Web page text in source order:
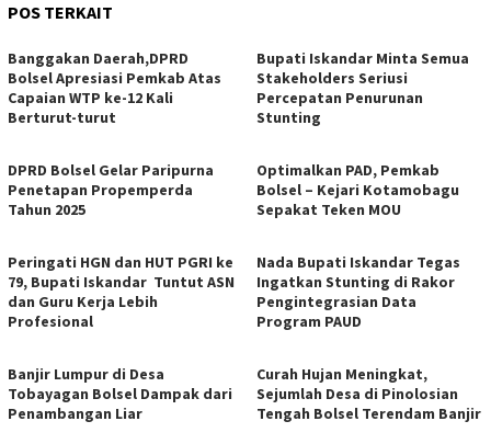
POS TERKAIT
Banggakan Daerah,DPRD
Bolsel Apresiasi Pemkab Atas
Capaian WTP ke-12 Kali
Berturut-turut
Bupati Iskandar Minta Semua
Stakeholders Seriusi
Percepatan Penurunan
Stunting
DPRD Bolsel Gelar Paripurna
Penetapan Propemperda
Tahun 2025
Optimalkan PAD, Pemkab
Bolsel – Kejari Kotamobagu
Sepakat Teken MOU
Peringati HGN dan HUT PGRI ke
79, Bupati Iskandar Tuntut ASN
dan Guru Kerja Lebih
Profesional
Nada Bupati Iskandar Tegas
Ingatkan Stunting di Rakor
Pengintegrasian Data
Program PAUD
Banjir Lumpur di Desa
Tobayagan Bolsel Dampak dari
Penambangan Liar
Curah Hujan Meningkat,
Sejumlah Desa di Pinolosian
Tengah Bolsel Terendam Banjir